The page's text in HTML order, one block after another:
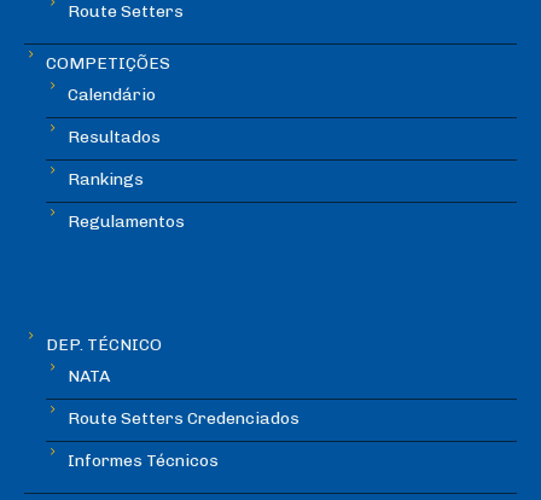
Route Setters
COMPETIÇÕES
Calendário
Resultados
Rankings
Regulamentos
DEP. TÉCNICO
NATA
Route Setters Credenciados
Informes Técnicos